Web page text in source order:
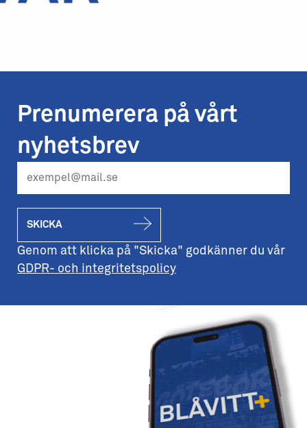
Prenumerera på vårt
nyhetsbrev
SKICKA
Genom att klicka på "Skicka" godkänner du vår
GDPR- och integritetspolicy